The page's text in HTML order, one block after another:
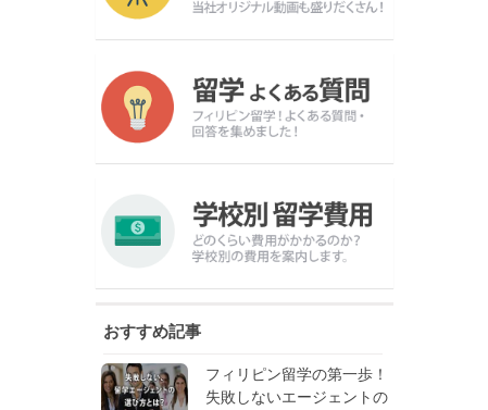
おすすめ記事
フィリピン留学の第一歩！
失敗しないエージェントの